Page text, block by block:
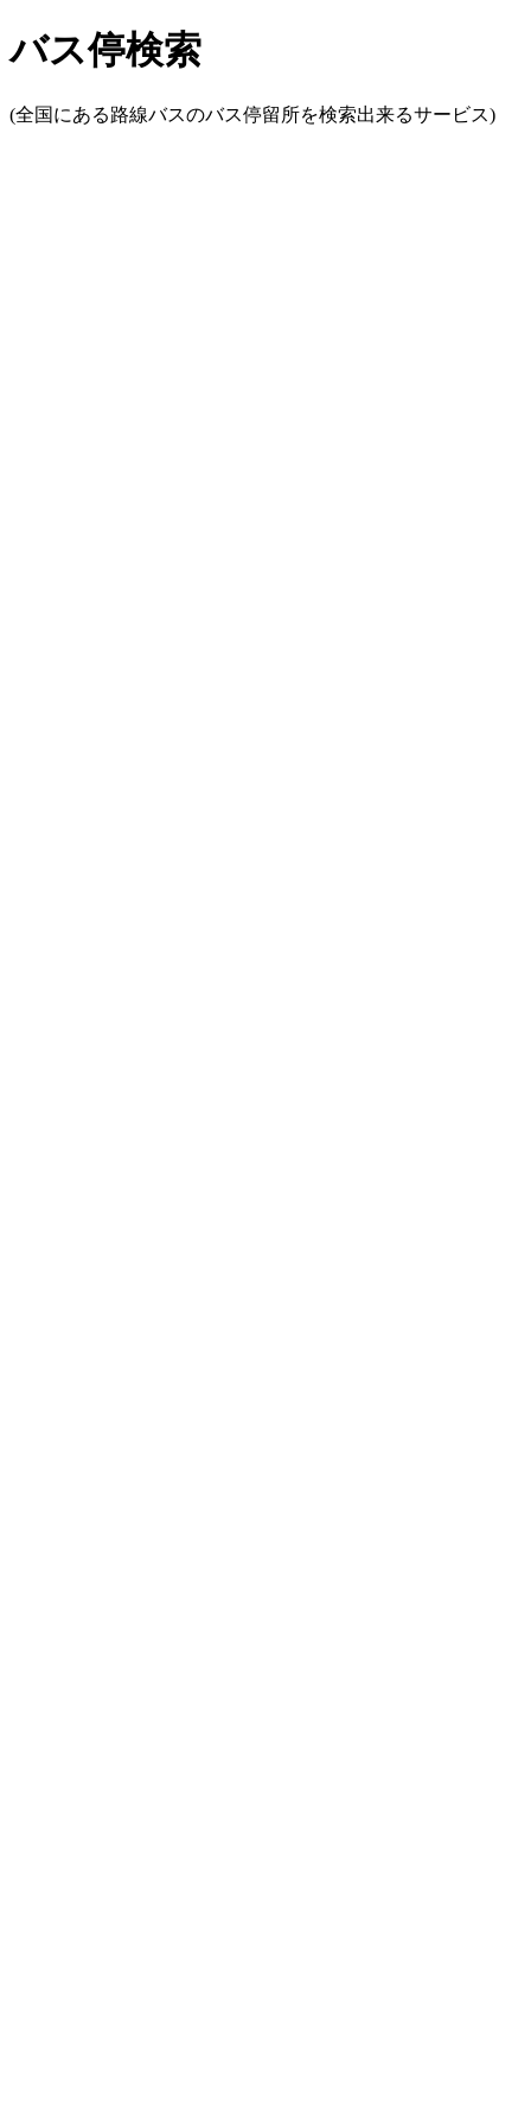
バス停検索
(全国にある路線バスのバス停留所を検索出来るサービス)